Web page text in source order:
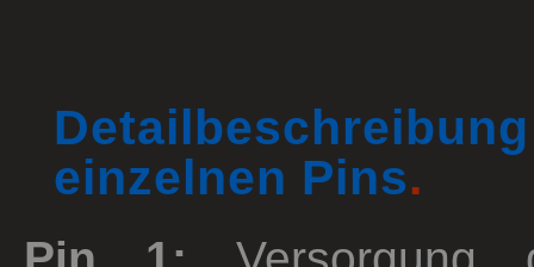
einzelnen Pins.